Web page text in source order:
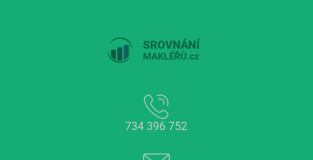
734 396 752